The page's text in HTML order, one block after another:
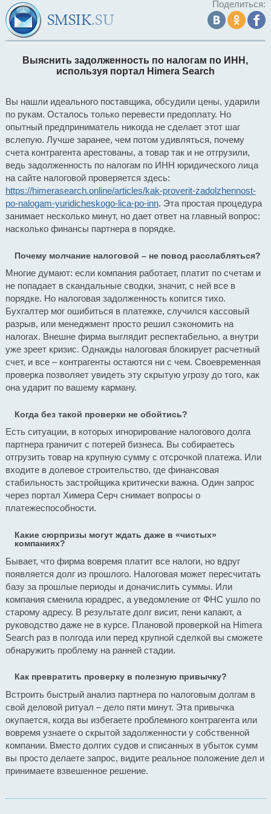
Поделиться:
Выяснить задолженность по налогам по ИНН,
используя портал Himera Search
Вы нашли идеального поставщика, обсудили цены, ударили
по рукам. Осталось только перевести предоплату. Но
опытный предприниматель никогда не сделает этот шаг
вслепую. Лучше заранее, чем потом удивляться, почему
счета контрагента арестованы, а товар так и не отгрузили,
ведь задолженность по налогам по ИНН юридического лица
на сайте налоговой проверяется здесь:
https://himerasearch.online/articles/kak-proverit-zadolzhennost-
po-nalogam-yuridicheskogo-lica-po-inn. Эта простая процедура
занимает несколько минут, но дает ответ на главный вопрос:
насколько финансы партнера в порядке.
Почему молчание налоговой – не повод расслабляться?
Многие думают: если компания работает, платит по счетам и
не попадает в скандальные сводки, значит, с ней все в
порядке. Но налоговая задолженность копится тихо.
Бухгалтер мог ошибиться в платежке, случился кассовый
разрыв, или менеджмент просто решил сэкономить на
налогах. Внешне фирма выглядит респектабельно, а внутри
уже зреет кризис. Однажды налоговая блокирует расчетный
счет, и все – контрагенты остаются ни с чем. Своевременная
проверка позволяет увидеть эту скрытую угрозу до того, как
она ударит по вашему карману.
Когда без такой проверки не обойтись?
Есть ситуации, в которых игнорирование налогового долга
партнера граничит с потерей бизнеса. Вы собираетесь
отгрузить товар на крупную сумму с отсрочкой платежа. Или
входите в долевое строительство, где финансовая
стабильность застройщика критически важна. Один запрос
через портал Химера Серч снимает вопросы о
платежеспособности.
Какие сюрпризы могут ждать даже в «чистых»
компаниях?
Бывает, что фирма вовремя платит все налоги, но вдруг
появляется долг из прошлого. Налоговая может пересчитать
базу за прошлые периоды и доначислить суммы. Или
компания сменила юрадрес, а уведомление от ФНС ушло по
старому адресу. В результате долг висит, пени капают, а
руководство даже не в курсе. Плановой проверкой на Himera
Search раз в полгода или перед крупной сделкой вы сможете
обнаружить проблему на ранней стадии.
Как превратить проверку в полезную привычку?
Встроить быстрый анализ партнера по налоговым долгам в
свой деловой ритуал – дело пяти минут. Эта привычка
окупается, когда вы избегаете проблемного контрагента или
вовремя узнаете о скрытой задолженности у собственной
компании. Вместо долгих судов и списанных в убыток сумм
вы просто делаете запрос, видите реальное положение дел и
принимаете взвешенное решение.